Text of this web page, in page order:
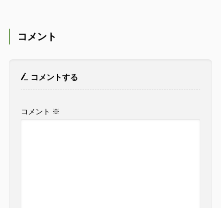
コメント
コメントする
コメント ※